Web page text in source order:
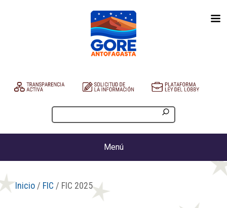
Menú
Inicio / FIC / FIC 2025